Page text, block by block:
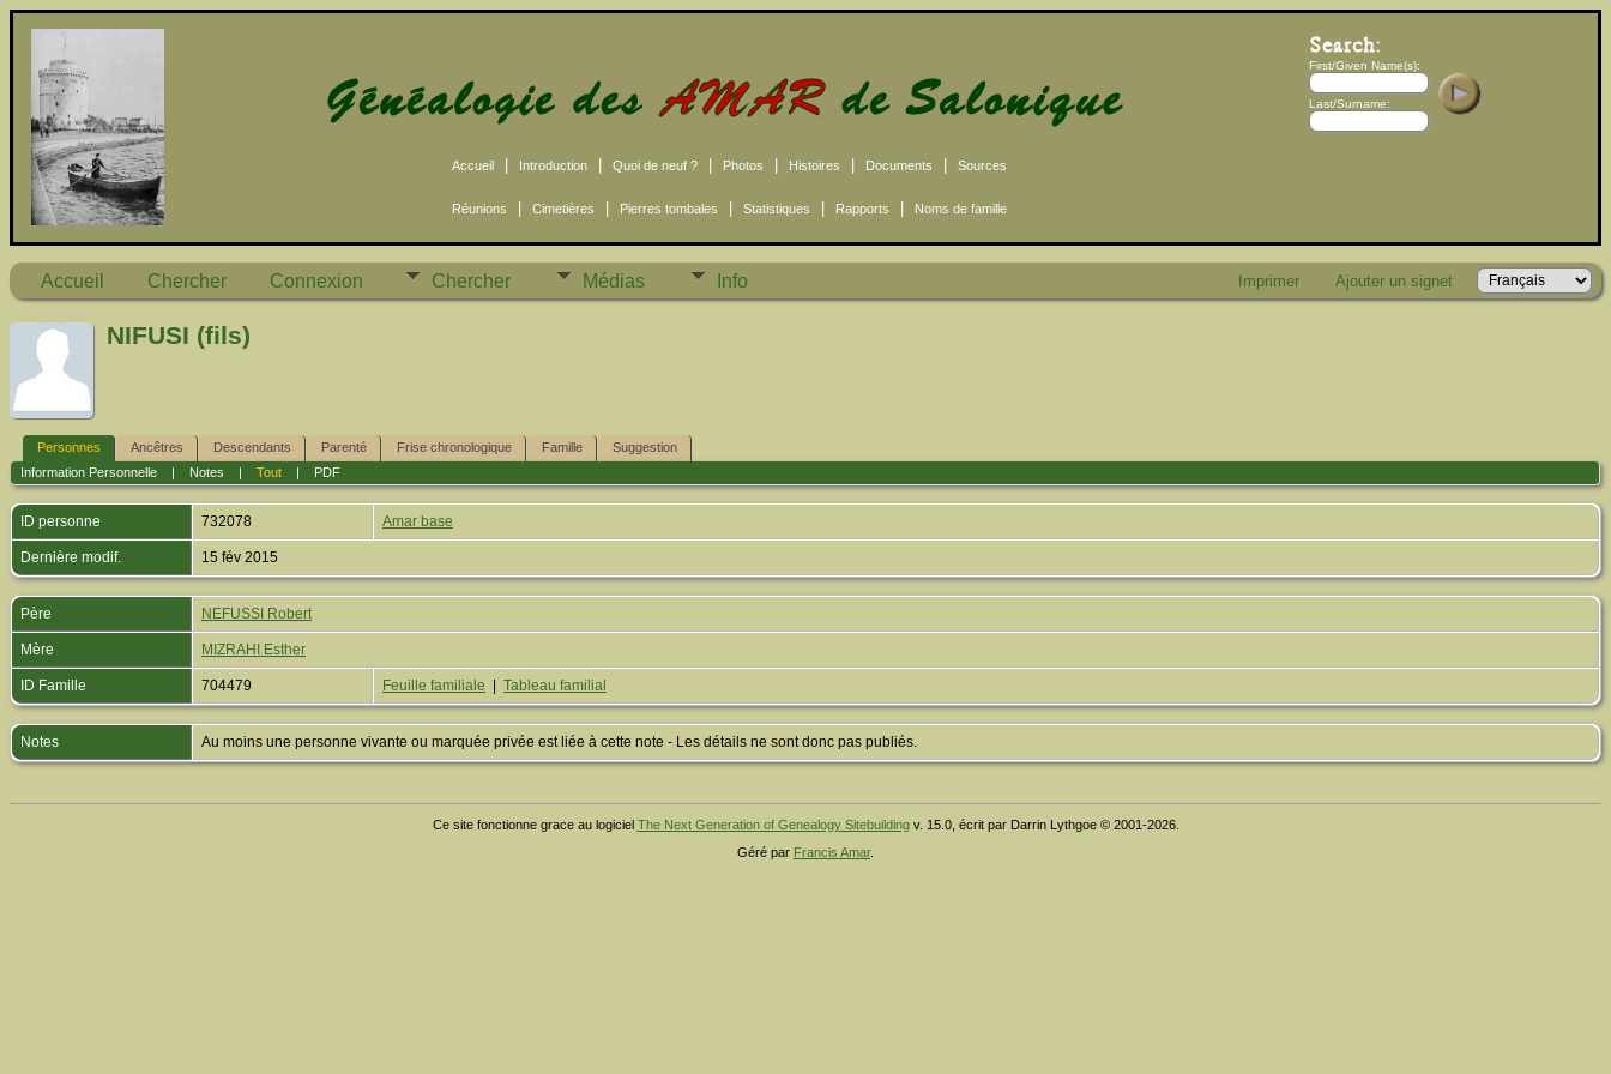
Accueil Introduction Quoi de neuf ? Photos Histoires Documents Sources
Réunions Cimetières Pierres tombales Statistiques Rapports Noms de famille
First/Given Name(s):
Last/Surname:
Accueil Chercher Connexion Chercher Médias Info Imprimer Ajouter un signet
NIFUSI (fils)
Personnes Ancêtres Descendants Parenté Frise chronologique Famille
Suggestion
Information Personnelle| Notes Tout| PDF
ID personne 732078 Amar base
Dernière modif. 15 fév 2015
Père NEFUSSI Robert
Mère MIZRAHI Esther
ID Famille 704479 Feuille familiale Tableau familial
Notes Au moins une personne vivante ou marquée privée est liée à cette note - Les détails ne sont donc pas publiés.
Ce site fonctionne grace au logiciel The Next Generation of Genealogy Sitebuildingv. 15.0, écrit par Darrin Lythgoe © 2001-2026.
Géré par Francis Amar.